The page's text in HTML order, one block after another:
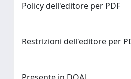
Policy dell'editore per PDF
Restrizioni dell'editore per